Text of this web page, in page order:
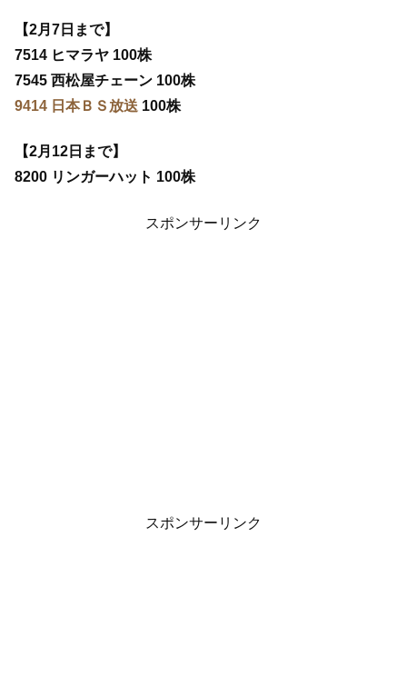
【2月7日まで】
7514 ヒマラヤ 100株
7545 西松屋チェーン 100株
9414 日本ＢＳ放送 100株
【2月12日まで】
8200 リンガーハット 100株
スポンサーリンク
スポンサーリンク